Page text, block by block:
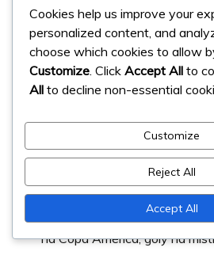
Nejnovější příspěvky
Fernando Gago: Osobní
Rodina
Ángel Di María: Raný život,
Mládežnická kariéra
Javier Mascherano: Hlavní
úspěchy, mezinárodní
Gabriel Batistuta: Mezinárodní
na Copa América, góly na
Cookies help us improve your
personalized content, and
choose which cookies to allow
Customize . Click Accept All to
All to decline non-essential
Customize
Reject All
Accept All